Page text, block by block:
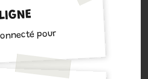
pour